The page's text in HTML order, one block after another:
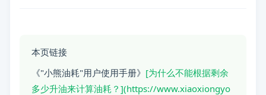
本页链接
《"小熊油耗"用户使用手册》 [为什么不能根据剩余
多少升油来计算油耗？](https://www.xiaoxiongyo